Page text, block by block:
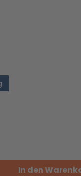
In den